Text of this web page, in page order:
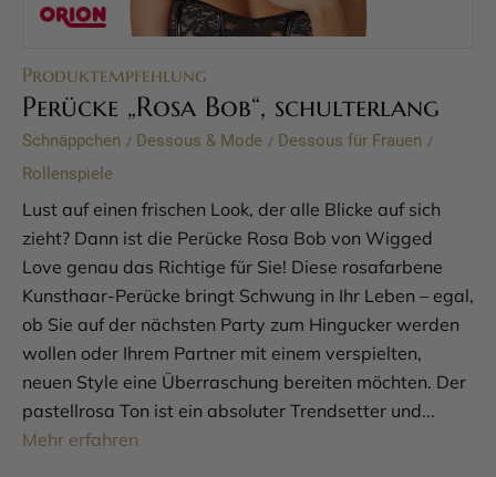
Produktempfehlung
Perücke „Rosa Bob“, schulterlang
Schnäppchen / Dessous & Mode / Dessous für Frauen /
Rollenspiele
Lust auf einen frischen Look, der alle Blicke auf sich
zieht? Dann ist die Perücke Rosa Bob von Wigged
Love genau das Richtige für Sie! Diese rosafarbene
Kunsthaar-Perücke bringt Schwung in Ihr Leben – egal,
ob Sie auf der nächsten Party zum Hingucker werden
wollen oder Ihrem Partner mit einem verspielten,
neuen Style eine Überraschung bereiten möchten. Der
pastellrosa Ton ist ein absoluter Trendsetter und...
Mehr erfahren